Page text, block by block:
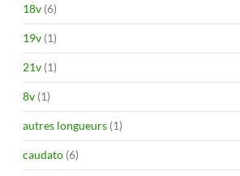
18v (6)
19v (1)
21v (1)
8v (1)
autres longueurs (1)
caudato (6)